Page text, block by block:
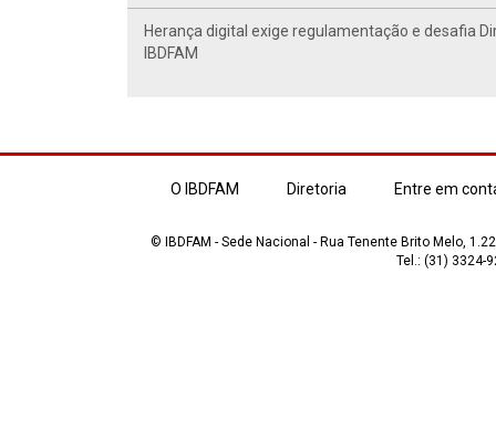
Herança digital exige regulamentação e desafia
IBDFAM
O IBDFAM Diretoria Entre em
© IBDFAM - Sede Nacional - Rua Tenente Brito Melo,
Tel.: (31) 3324-